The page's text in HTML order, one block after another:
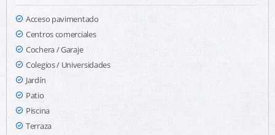
Acceso pavimentado
Centros comerciales
Cochera / Garaje
Colegios / Universidades
Jardín
Patio
Piscina
Terraza